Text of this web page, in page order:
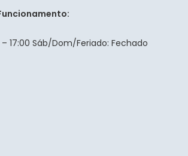
– 17:00 Sáb/Dom/Feriado: Fechado